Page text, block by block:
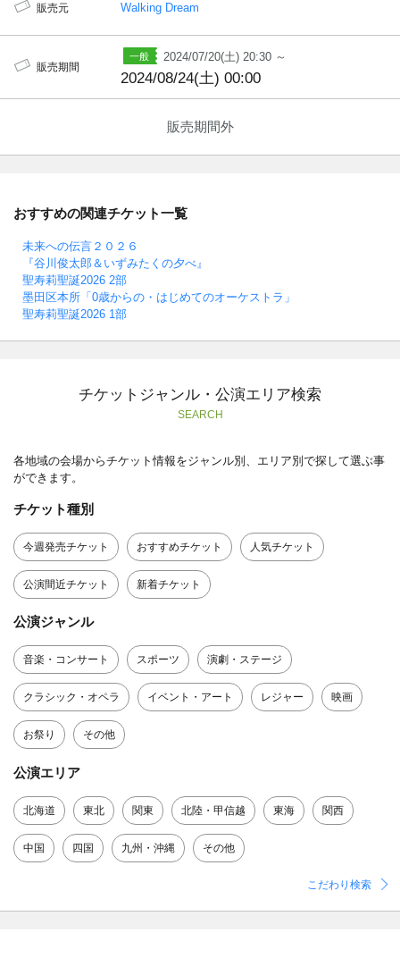
販売元 Walking Dream
販売期間
2024/07/20(土) 20:30 ～
2024/08/24(土) 00:00
販売期間外
おすすめの関連チケット一覧
未来への伝言２０２６
『谷川俊太郎＆いずみたくの夕べ』
聖寿莉聖誕2026 2部
墨田区本所「0歳からの・はじめてのオーケストラ」
聖寿莉聖誕2026 1部
チケットジャンル・公演エリア検索
SEARCH
各地域の会場からチケット情報をジャンル別、エリア別で探して選ぶ事
ができます。
チケット種別
今週発売チケット おすすめチケット 人気チケット
公演間近チケット 新着チケット
公演ジャンル
音楽・コンサート スポーツ 演劇・ステージ
クラシック・オペラ イベント・アート レジャー 映画
お祭り その他
公演エリア
北海道 東北 関東 北陸・甲信越 東海 関西
中国 四国 九州・沖縄 その他
こだわり検索